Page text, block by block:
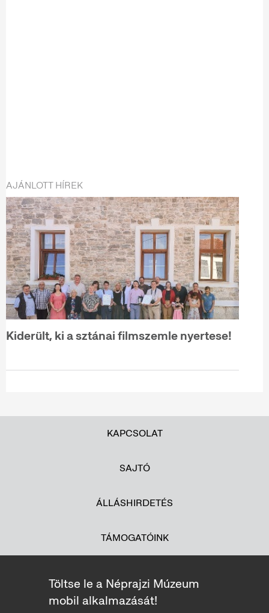
AJÁNLOTT HÍREK
Kiderült, ki a sztánai filmszemle nyertese!
KAPCSOLAT
SAJTÓ
ÁLLÁSHIRDETÉS
TÁMOGATÓINK
Töltse le a Néprajzi Múzeum
mobil alkalmazását!